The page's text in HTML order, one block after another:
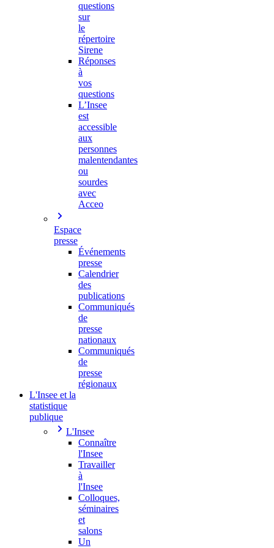
questions
sur
le
répertoire
Sirene
Réponses
à
vos
questions
L’Insee
est
accessible
aux
personnes
malentendantes
ou
sourdes
avec
Acceo
Espace
presse
Événements
presse
Calendrier
des
publications
Communiqués
de
presse
nationaux
Communiqués
de
presse
régionaux
L'Insee et la
statistique
publique
L'Insee
Connaître
l'Insee
Travailler
à
l'Insee
Colloques,
séminaires
et
salons
Un